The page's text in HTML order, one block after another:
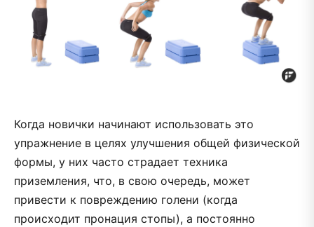
Когда новички начинают использовать это
упражнение в целях улучшения общей физической
формы, у них часто страдает техника
приземления, что, в свою очередь, может
привести к повреждению голени (когда
происходит пронация стопы), а постоянно